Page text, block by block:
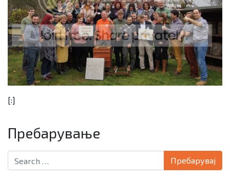
[:]
Пребарување
Search for: